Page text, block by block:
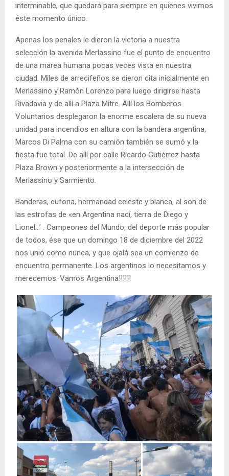
interminable, que quedará para siempre en quienes vivimos
éste momento único.
Apenas los penales le dieron la victoria a nuestra
selección la avenida Merlassino fue el punto de encuentro
de una marea humana pocas veces vista en nuestra
ciudad. Miles de arrecifeños se dieron cita inicialmente en
Merlassino y Ramón Lorenzo para luego dirigirse hasta
Rivadavia y de allí a Plaza Mitre. Allí los Bomberos
Voluntarios desplegaron la enorme escalera de su nueva
unidad para incendios en altura con la bandera argentina,
Marcos Di Palma con su camión también se sumó y la
fiesta fue total. De allí por calle Ricardo Gutiérrez hasta
Plaza Brown y posteriormente a la intersección de
Merlassino y Sarmiento.
Banderas, euforia, hermandad celeste y blanca, al son de
las estrofas de «en Argentina nací, tierra de Diego y
Lionel…’ . Campeones del Mundo, del deporte más popular
de todos, ése que un domingo 18 de diciembre del 2022
nos unió como nunca, y que ojalá sea un comienzo de
encuentro permanente. Los argentinos lo necesitamos y
merecemos. Vamos Argentina!!!!!!